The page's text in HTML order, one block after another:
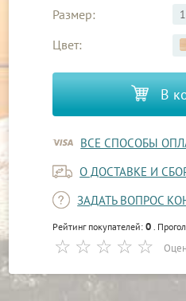
Размер:
Цвет:
В
ВСЕ СПОСОБЫ
О ДОСТАВКЕ И
ЗАДАТЬ ВОПРОС
Рейтинг покупателей:0 .